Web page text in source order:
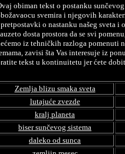
obiman tekst o postanku
svemira i njegovih
o nastanku našeg sveta
dosta prostora da se svi
iz tehničkih razloga pomenuti
zavisi šta Vas interesuje iz
tekst u kontinuitetu jer ćete
Zemlja blizu smaka sveta
lutajuće zvezde
kralj planeta
biser sunčevog sistema
daleko od sunca